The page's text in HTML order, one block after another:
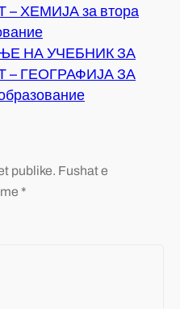
ХЕМИЈА за втора
НА УЧЕБНИК ЗА
ГЕОГРАФИЈА ЗА
publike. Fushat e
*